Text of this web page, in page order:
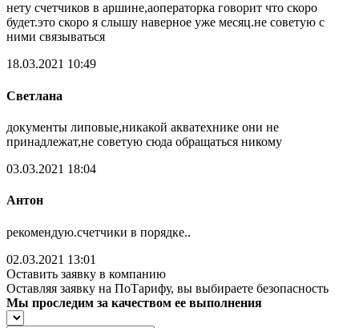
нету счетчиков в аршине,аоператорка говорит что скоро
будет.это скоро я слышу наверное уже месяц.не советую с
ними связываться
18.03.2021 10:49
Светлана
документы липовые,никакой акватехнике они не
принадлежат,не советую сюда обращаться никому
03.03.2021 18:04
Антон
рекомендую.счетчики в порядке..
02.03.2021 13:01
Оставить заявку в компанию
Оставляя заявку на ПоТарифу, вы выбираете безопасность
Мы проследим за качеством ее выполнения